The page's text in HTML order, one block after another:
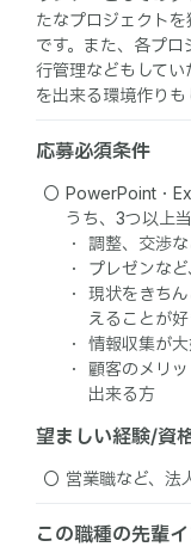
たなプロジェクト
です。また、各プ
行管理などもして
を出来る環境作りも
応募必須条件
PowerPoint・
うち、3つ以上
調整、交渉
プレゼンな
現状をきち
えることが
情報収集が
顧客のメリ
出来る方
望ましい経験/資
営業職など、法
この職種の先輩